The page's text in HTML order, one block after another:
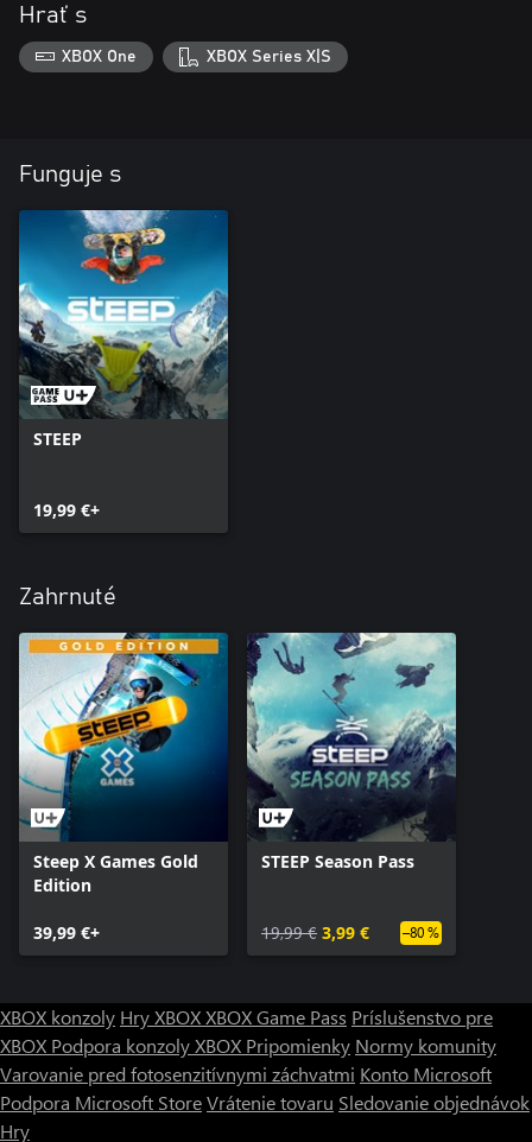
Hrať s
XBOX One XBOX Series X|S
Funguje s
STEEP
19,99 €+
Zahrnuté
Steep X Games Gold
Edition
39,99 €+
STEEP Season Pass
19,99 € 3,99 € –80 %
XBOX konzoly Hry XBOXXBOX Game Pass Príslušenstvo pre
XBOX Podpora konzoly XBOX Pripomienky Normy komunity
Varovanie pred fotosenzitívnymi záchvatmi Konto Microsoft
Podpora Microsoft StoreVrátenie tovaru Sledovanie objednávok
Hry